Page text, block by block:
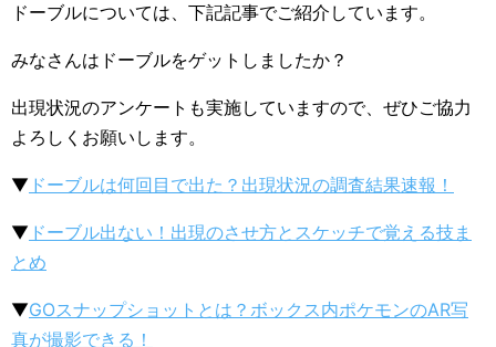
ドーブルについては、下記記事でご紹介しています。
みなさんはドーブルをゲットしましたか？
出現状況のアンケートも実施していますので、ぜひご協力
よろしくお願いします。
▼ ドーブルは何回目で出た？出現状況の調査結果速報！
▼ ドーブル出ない！出現のさせ方とスケッチで覚える技ま
とめ
▼GOスナップショットとは？ボックス内ポケモンのAR写
真が撮影できる！